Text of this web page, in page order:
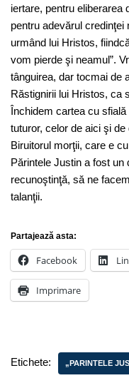
iertare, pentru eliberarea
pentru adevărul
urmând lui Hristos,
vom pierde şi neamul”.
tânguirea, dar tocmai de
Răstignirii lui Hristos, ca
Închidem cartea cu
tuturor, celor de aici şi
Biruitorul morţii, care e
Părintele Justin a fost
recunoştinţă, să ne
talanţii.
Partajează asta:
Facebook
Imprimare
Etichete: „PARINTELE